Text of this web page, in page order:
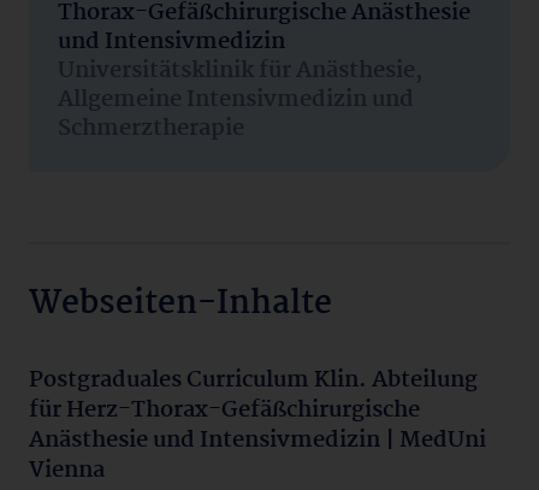
Thorax-Gefäßchirurgische Anästhesie
und Intensivmedizin
Universitätsklinik für Anästhesie,
Allgemeine Intensivmedizin und
Schmerztherapie
Webseiten-Inhalte
Postgraduales Curriculum Klin. Abteilung
für Herz-Thorax-Gefäßchirurgische
Anästhesie und Intensivmedizin | MedUni
Vienna